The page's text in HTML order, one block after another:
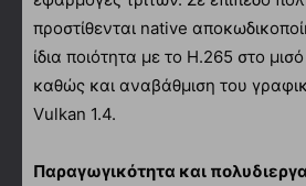
προστίθενται native
ίδια ποιότητα με το H.265 στο
καθώς και αναβάθμιση του
Vulkan 1.4.
Παραγωγικότητα και